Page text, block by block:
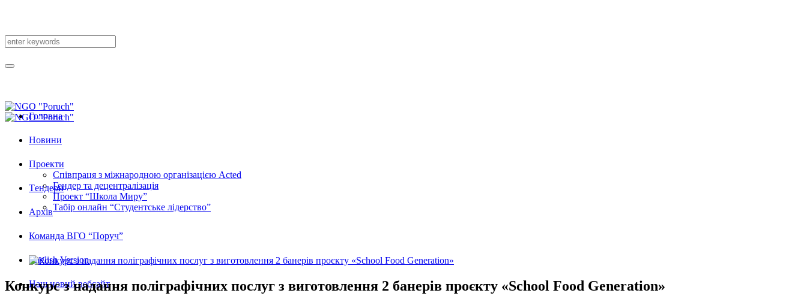
Головна
Новини
Проекти
Співпраця з міжнародною організацією Acted
Гендер та децентралізація
Проект “Школа Миру”
Табір онлайн “Студентське лідерство”
Tендери
Архів
Команда ВГО “Поруч”
English Version
Наш новий вебсайт
Конкурс з надання поліграфічних послуг з виготовлення 2 банерів проєкту «School Food Generation»